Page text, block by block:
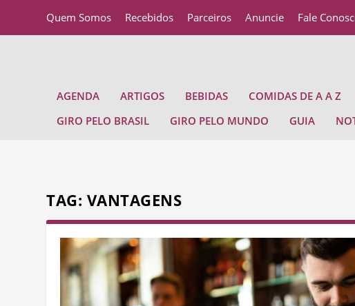
Quem Somos Recebidos Parceiros Anuncie Fale
AGENDA ARTIGOS BEBIDAS COMIDAS DE A A Z
GIRO PELO BRASIL
GIRO PELO MUNDO GUIA
TAG: VANTAGENS